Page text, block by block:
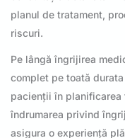
planul de tratament,
riscuri.
Pe lângă îngrijirea
complet pe toată
pacienții în planificarea
îndrumarea privind
asigura o experiență